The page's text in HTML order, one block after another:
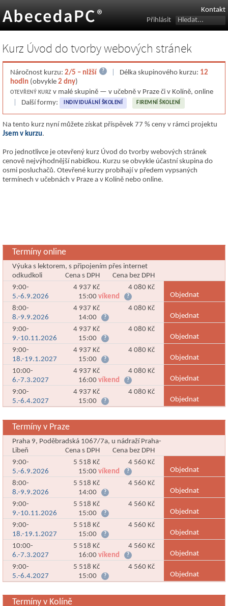
Kontakt
Přihlásit
Kurz Úvod do tvorby webových stránek
Náročnost kurzu: 2/5 – nižší ? Délka skupinového kurzu: 12
hodin (obvykle 2 dny)
OTEVŘENÝ KURZ v malé skupině — v učebně v Praze či v Kolíně, online
Další formy: INDIVIDUÁLNÍ ŠKOLENÍ FIREMNÍ ŠKOLENÍ
Na tento kurz nyní můžete získat příspěvek 77 % ceny v rámci projektu
Jsem v kurzu.
Pro jednotlivce je otevřený kurz Úvod do tvorby webových stránek
cenově nejvýhodnější nabídkou. Kurzu se obvykle účastní skupina do
osmi posluchačů. Otevřené kurzy probíhají v předem vypsaných
termínech v učebnách v Praze a v Kolíně nebo online.
Termíny online
Výuka s lektorem, s připojením přes internet
odkudkoli
Cena bez DPH
Cena s DPH
4 080 Kč
4 937 Kč
5.-6.9.2026
9:00-
15:00 víkend ?
Objednat
4 080 Kč
4 937 Kč
8.-9.9.2026
8:00-
14:00
?
Objednat
4 080 Kč
4 937 Kč
9.-10.11.2026
9:00-
15:00
?
Objednat
4 080 Kč
4 937 Kč
18.-19.1.2027
9:00-
15:00
?
Objednat
4 080 Kč
4 937 Kč
6.-7.3.2027
10:00-
16:00 víkend ?
Objednat
4 080 Kč
4 937 Kč
5.-6.4.2027
9:00-
15:00
? Objednat
Termíny v Praze
Praha 9, Poděbradská 1067/7a, u nádraží Praha-
Libeň
Cena bez DPH
Cena s DPH
4 560 Kč
5 518 Kč
5.-6.9.2026
9:00-
15:00 víkend ?
Objednat
4 560 Kč
5 518 Kč
8.-9.9.2026
8:00-
14:00
?
Objednat
4 560 Kč
5 518 Kč
9.-10.11.2026
9:00-
15:00
?
Objednat
4 560 Kč
5 518 Kč
18.-19.1.2027
9:00-
15:00
?
Objednat
4 560 Kč
5 518 Kč
6.-7.3.2027
10:00-
16:00 víkend ?
Objednat
4 560 Kč
5 518 Kč
5.-6.4.2027
9:00-
15:00
? Objednat
Termíny v Kolíně